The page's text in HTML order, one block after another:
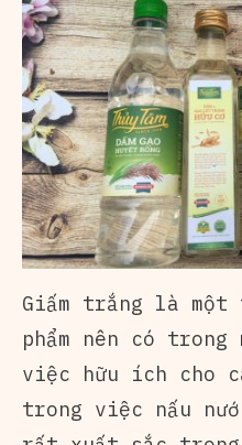
Giấm trắng là một
phẩm nên có
việc hữu ích cho
trong việc nấu